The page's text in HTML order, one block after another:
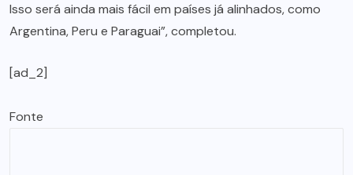
Isso será ainda mais fácil em países já alinhados, como
Argentina, Peru e Paraguai”, completou.
[ad_2]
Fonte